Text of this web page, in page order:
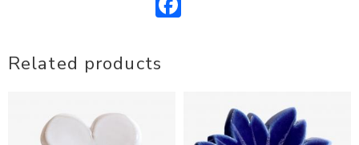
Related products